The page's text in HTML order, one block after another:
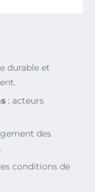
durable et
: acteurs
des
conditions de